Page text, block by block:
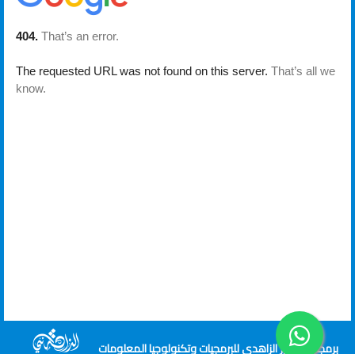
برمجة وتطوير الزاهدي للبرمجيات وتكنولوجيا المعلومات